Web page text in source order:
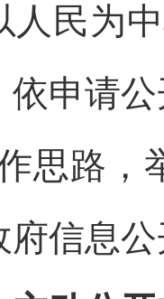
人民为
依申请
思路，
府信息